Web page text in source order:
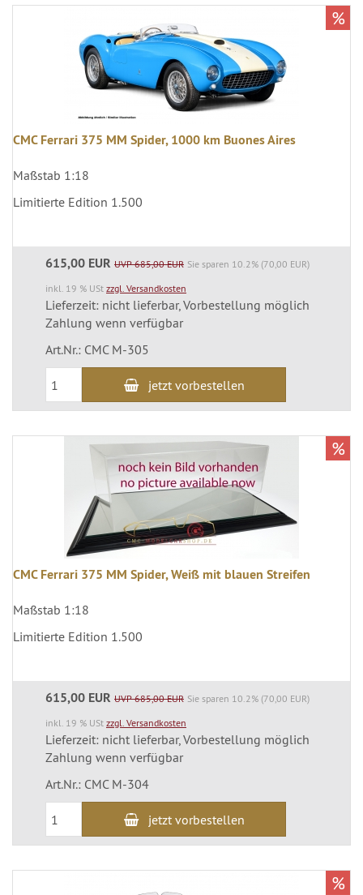
CMC Ferrari 375 MM Spider, 1000 km Buones Aires
Maßstab 1:18
Limitierte Edition 1.500
615,00 EUR UVP 685,00 EUR Sie sparen 10.2% (70,00 EUR)
inkl. 19 % USt zzgl. Versandkosten
Lieferzeit: nicht lieferbar, Vorbestellung möglich
Zahlung wenn verfügbar
Art.Nr.: CMC M-305
jetzt vorbestellen
%
CMC Ferrari 375 MM Spider, Weiß mit blauen Streifen
Maßstab 1:18
Limitierte Edition 1.500
615,00 EUR UVP 685,00 EUR Sie sparen 10.2% (70,00 EUR)
inkl. 19 % USt zzgl. Versandkosten
Lieferzeit: nicht lieferbar, Vorbestellung möglich
Zahlung wenn verfügbar
Art.Nr.: CMC M-304
jetzt vorbestellen
%
%